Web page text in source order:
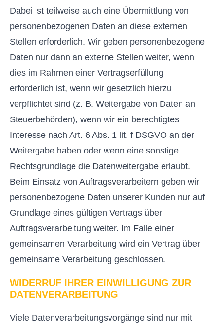
Dabei ist teilweise auch eine Übermittlung von
personenbezogenen Daten an diese externen
Stellen erforderlich. Wir geben personenbezogene
Daten nur dann an externe Stellen weiter, wenn
dies im Rahmen einer Vertragserfüllung
erforderlich ist, wenn wir gesetzlich hierzu
verpflichtet sind (z. B. Weitergabe von Daten an
Steuerbehörden), wenn wir ein berechtigtes
Interesse nach Art. 6 Abs. 1 lit. f DSGVO an der
Weitergabe haben oder wenn eine sonstige
Rechtsgrundlage die Datenweitergabe erlaubt.
Beim Einsatz von Auftragsverarbeitern geben wir
personenbezogene Daten unserer Kunden nur auf
Grundlage eines gültigen Vertrags über
Auftragsverarbeitung weiter. Im Falle einer
gemeinsamen Verarbeitung wird ein Vertrag über
gemeinsame Verarbeitung geschlossen.
WIDERRUF IHRER EINWILLIGUNG ZUR
DATENVERARBEITUNG
Viele Datenverarbeitungsvorgänge sind nur mit